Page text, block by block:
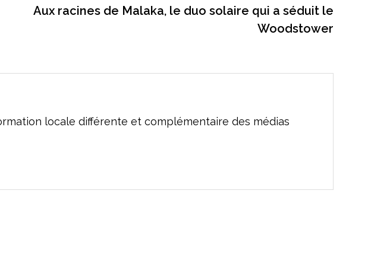
Aux racines de Malaka, le duo solaire qui a séduit le
Woodstower
locale différente et complémentaire des médias